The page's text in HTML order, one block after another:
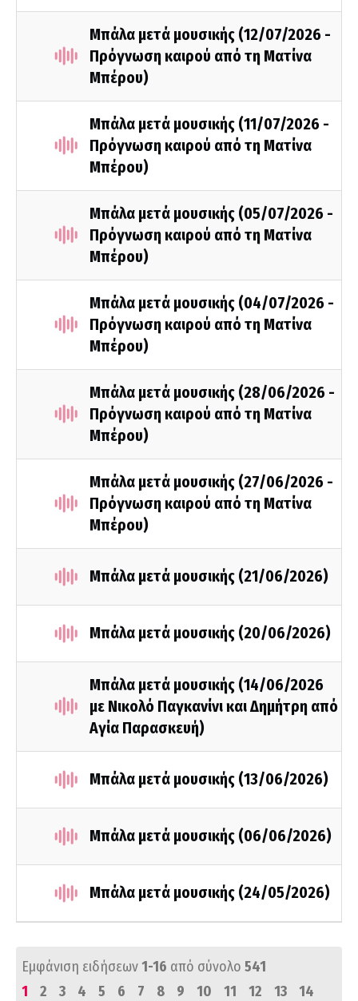
Μπάλα μετά μουσικής (12/07/2026 -
Πρόγνωση καιρού από τη Ματίνα
Μπέρου)
Μπάλα μετά μουσικής (11/07/2026 -
Πρόγνωση καιρού από τη Ματίνα
Μπέρου)
Μπάλα μετά μουσικής (05/07/2026 -
Πρόγνωση καιρού από τη Ματίνα
Μπέρου)
Μπάλα μετά μουσικής (04/07/2026 -
Πρόγνωση καιρού από τη Ματίνα
Μπέρου)
Μπάλα μετά μουσικής (28/06/2026 -
Πρόγνωση καιρού από τη Ματίνα
Μπέρου)
Μπάλα μετά μουσικής (27/06/2026 -
Πρόγνωση καιρού από τη Ματίνα
Μπέρου)
Μπάλα μετά μουσικής (21/06/2026)
Μπάλα μετά μουσικής (20/06/2026)
Μπάλα μετά μουσικής (14/06/2026
με Νικολό Παγκανίνι και Δημήτρη από
Αγία Παρασκευή)
Μπάλα μετά μουσικής (13/06/2026)
Μπάλα μετά μουσικής (06/06/2026)
Μπάλα μετά μουσικής (24/05/2026)
Εμφάνιση ειδήσεων1-16 από σύνολο 541
1
2 3 4 5 6 7 8 9 10 11 12 13
14